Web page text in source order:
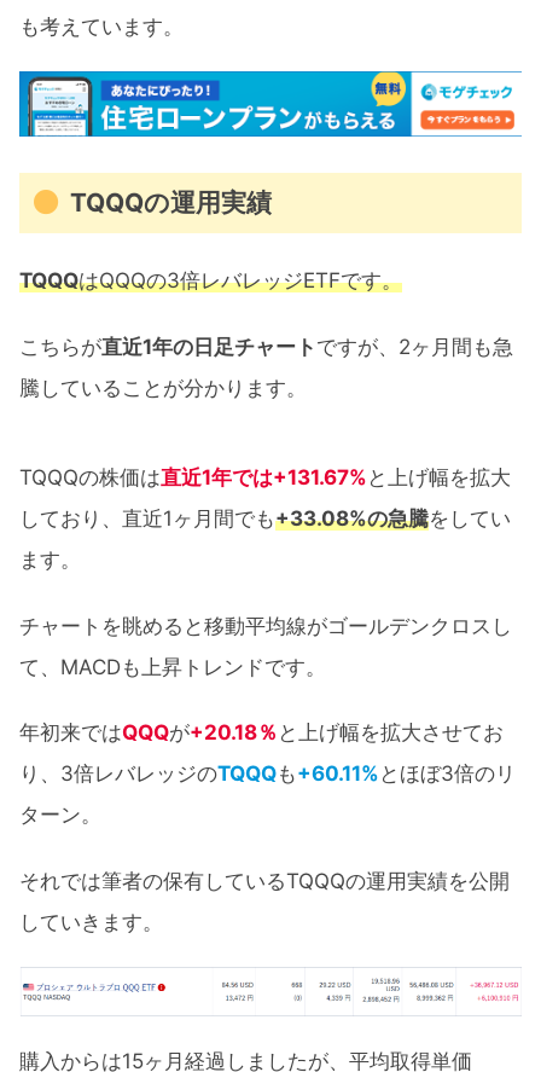
も考えています。
TQQQの運用実績
TQQQはQQQの3倍レバレッジETFです。
こちらが直近1年の日足チャート ですが、2ヶ月間も急
騰していることが分かります。
TQQQの株価は直近1年では+131.67% と上げ幅を拡大
しており、直近1ヶ月間でも+33.08%の急騰をしてい
ます。
チャートを眺めると移動平均線がゴールデンクロスし
て、MACDも上昇トレンドです。
年初来ではQQQが+20.18％ と上げ幅を拡大させてお
り、3倍レバレッジのTQQQも+60.11% とほぼ3倍のリ
ターン。
それでは筆者の保有しているTQQQの運用実績を公開
していきます。
購入からは15ヶ月経過しましたが、平均取得単価